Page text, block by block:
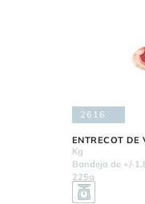
2616
ENTRECOT DE
Kg
Bandeja de +/-
225g